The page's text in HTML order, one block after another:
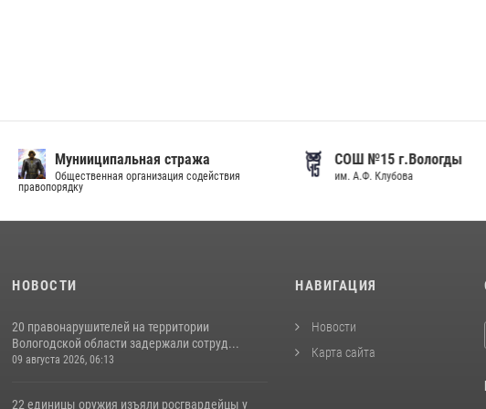
Мунииципальная стража
Общественная организация содействия
правопорядку
СОШ №15 г.Вологды
им. А.Ф. Клубова
НОВОСТИ
20 правонарушителей на территории
Вологодской области задержали сотруд...
09 августа 2026, 06:13
22 единицы оружия изъяли росгвардейцы у
НАВИГАЦИЯ
Новости
Карта сайта